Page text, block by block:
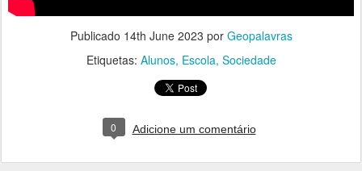
Publicado 14th June 2023 por Geopalavras
Etiquetas: Alunos Escola Sociedade
0 Adicione um comentário